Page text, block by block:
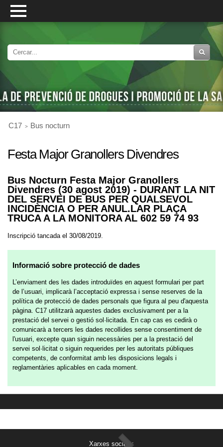
C17 Bus nocturn
Festa Major Granollers Divendres
Bus Nocturn Festa Major Granollers
Divendres (30 agost 2019) - DURANT LA NIT
DEL SERVEI DE BUS PER QUALSEVOL
INCIDÈNCIA O PER ANUL.LAR PLAÇA
TRUCA A LA MONITORA AL 602 59 74 93
Inscripció tancada el 30/08/2019.
Informació sobre protecció de dades
L’enviament des les dades introduïdes en aquest formulari per part
de l’usuari, implicarà l’acceptació expressa i sense reserves de la
política de protecció de dades personals que figura al peu d'aquesta
pàgina. C17 utilitzarà aquestes dades exclusivament per a la
prestació del servei o gestió sol·licitada. En cap cas es cedirà o
comunicarà a tercers les dades recollides sense consentiment de
l'usuari, excepte quan siguin necessàries per a la prestació del
servei sol·licitat o siguin requerides per les autoritats públiques
competents, de conformitat amb les disposicions legals i
reglamentàries aplicables en cada moment.
Xarxes socials: